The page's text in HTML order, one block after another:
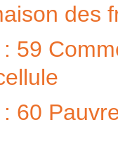
des
59
60